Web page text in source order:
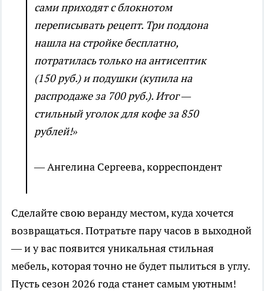
сами приходят с блокнотом
переписывать рецепт. Три поддона
нашла на стройке бесплатно,
потратилась только на антисептик
(150 руб.) и подушки (купила на
распродаже за 700 руб.). Итог —
стильный уголок для кофе за 850
рублей!»
— Ангелина Сергеева, корреспондент
Сделайте свою веранду местом, куда хочется
возвращаться. Потратьте пару часов в выходной
— и у вас появится уникальная стильная
мебель, которая точно не будет пылиться в углу.
Пусть сезон 2026 года станет самым уютным!